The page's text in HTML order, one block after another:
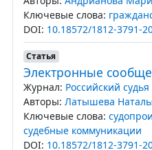
Ключевые слова:
DOI: 10.18572/1812-3791-
Статья
Электронные
Журнал: Российский
Авторы: Латышева
Ключевые слова:
судебные коммуникации
DOI: 10.18572/1812-3791-